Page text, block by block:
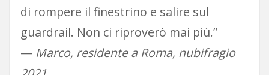
di rompere il finestrino e salire sul
guardrail. Non ci riproverò mai più.”
— Marco, residente a Roma, nubifragio